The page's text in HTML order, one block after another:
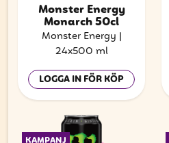
Monster Energy
Monarch 50cl
Monster Energy |
24x500 ml
LOGGA IN FÖR KÖP